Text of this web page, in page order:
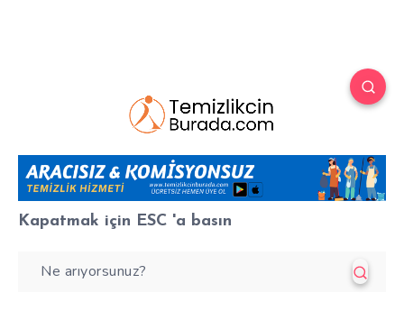
Kapatmak için ESC 'a basın